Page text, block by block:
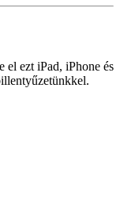
el ezt iPad, iPhone és